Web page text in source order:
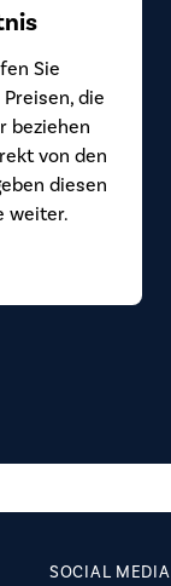
Sie
die
beziehen
von den
diesen
weiter.
SOCIAL MEDIA